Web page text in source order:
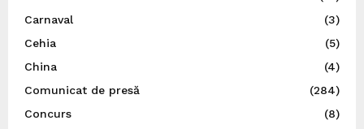
Carnaval
(3)
Cehia
(5)
China
(4)
Comunicat de presă
(284)
Concurs
(8)